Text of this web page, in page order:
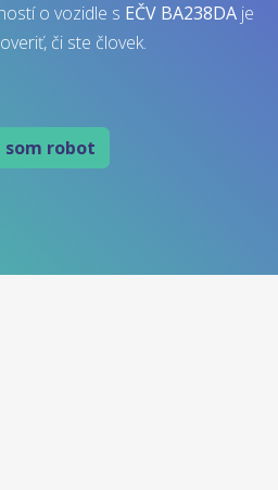
o vozidle s EČV BA238DAje
či ste človek.
som robot